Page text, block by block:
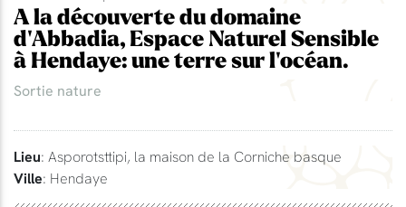
A la découverte du domaine
d'Abbadia, Espace Naturel Sensible
à Hendaye: une terre sur l'océan.
Sortie nature
Lieu: Asporotsttipi, la maison de la Corniche basque
Ville: Hendaye